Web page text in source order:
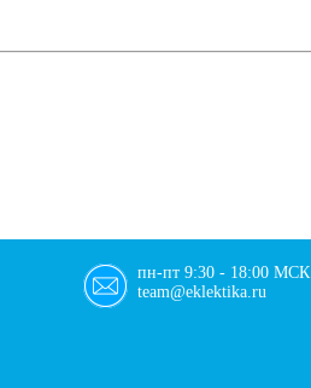
пн-пт 9:30 - 18:00 МСК
team@eklektika.ru